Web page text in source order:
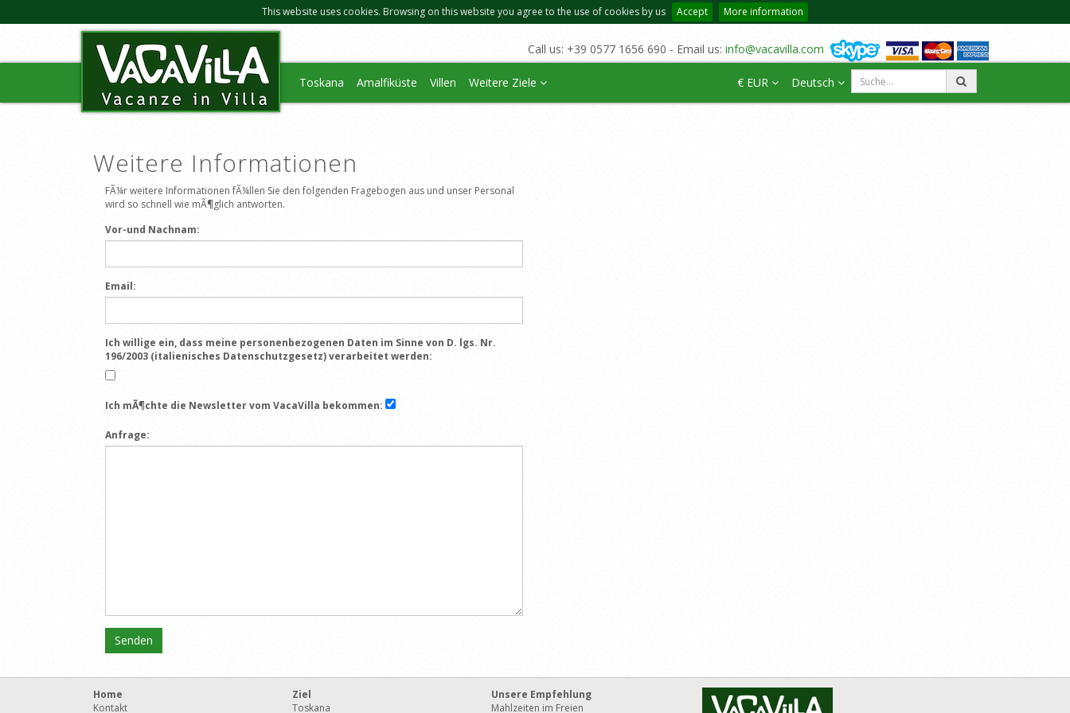
This website uses cookies. Browsing on this website you agree to the use of cookies by us Accept More information
Call us: +39 0577 1656 690 - Email us: info@vacavilla.com
Toskana Amalfiküste Villen Weitere Ziele € EUR Deutsch
Weitere Informationen
FÃ¼r weitere Informationen fÃ¼llen Sie den folgenden Fragebogen aus und unser Personal
wird so schnell wie mÃ¶glich antworten.
Vor-und Nachnam:
Email:
Ich willige ein, dass meine personenbezogenen Daten im Sinne von D. lgs. Nr.
196/2003 (italienisches Datenschutzgesetz) verarbeitet werden:
Ich mÃ¶chte die Newsletter vom VacaVilla bekommen:
Anfrage:
Home
Kontakt
Ziel
Toskana
Unsere Empfehlung
Mahlzeiten im Freien